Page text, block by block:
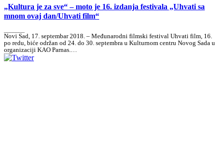
„Kultura je za sve“ – moto je 16. izdanja festivala „Uhvati sa
mnom ovaj dan/Uhvati film“
Novi Sad, 17. septembar 2018. – Međunarodni filmski festival Uhvati film, 16.
po redu, biće održan od 24. do 30. septembra u Kulturnom centru Novog Sada u
organizaciji KAO Parnas.…